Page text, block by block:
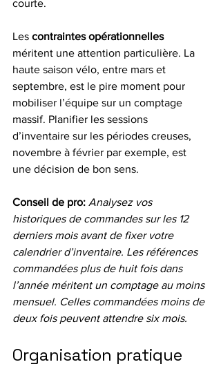
courte.
Les contraintes opérationnelles
méritent une attention particulière. La
haute saison vélo, entre mars et
septembre, est le pire moment pour
mobiliser l’équipe sur un comptage
massif. Planifier les sessions
d’inventaire sur les périodes creuses,
novembre à février par exemple, est
une décision de bon sens.
Conseil de pro: Analysez vos
historiques de commandes sur les 12
derniers mois avant de fixer votre
calendrier d’inventaire. Les références
commandées plus de huit fois dans
l’année méritent un comptage au moins
mensuel. Celles commandées moins de
deux fois peuvent attendre six mois.
Organisation pratique